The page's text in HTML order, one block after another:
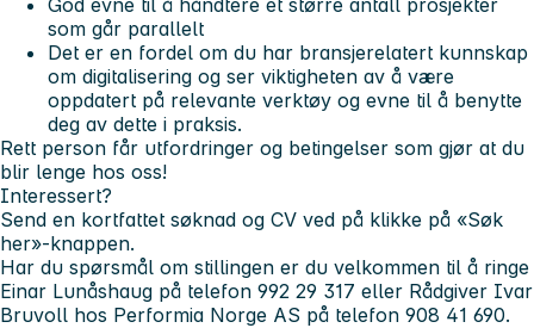
som går parallelt
Det er en fordel om du har bransjerelatert kunnskap
om digitalisering og ser viktigheten av å være
oppdatert på relevante verktøy og evne til å benytte
deg av dette i praksis.
Rett person får utfordringer og betingelser som gjør at du
blir lenge hos oss!
Interessert?
Send en kortfattet søknad og CV ved på klikke på «Søk
her»-knappen.
Har du spørsmål om stillingen er du velkommen til å ringe
Einar Lunåshaug på telefon 992 29 317 eller Rådgiver Ivar
Bruvoll hos Performia Norge AS på telefon 908 41 690.